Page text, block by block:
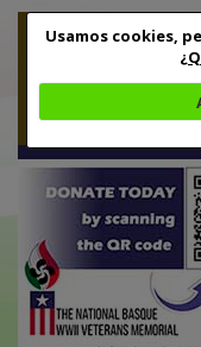
Usamos cookies,